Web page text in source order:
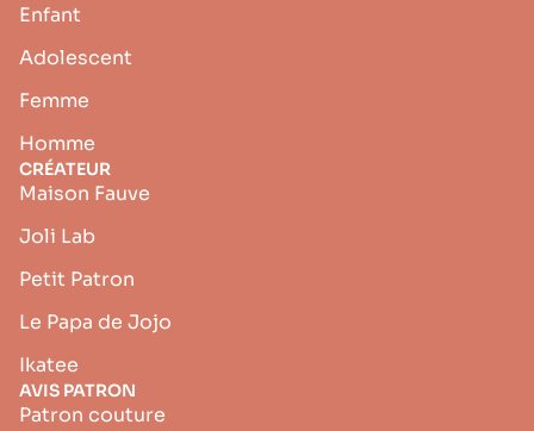
Enfant
Adolescent
Femme
Homme
CRÉATEUR
Maison Fauve
Joli Lab
Petit Patron
Le Papa de Jojo
Ikatee
AVIS PATRON
Patron couture